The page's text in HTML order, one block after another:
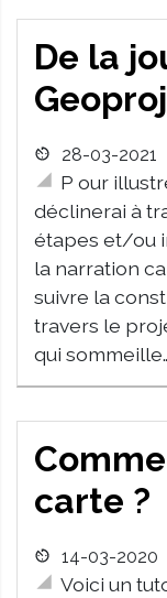
De la
28-03-2021
P our
déclinerai à
étapes et/ou
la narration
suivre la
travers le
qui
carte ?
14-03-2020
Voici un